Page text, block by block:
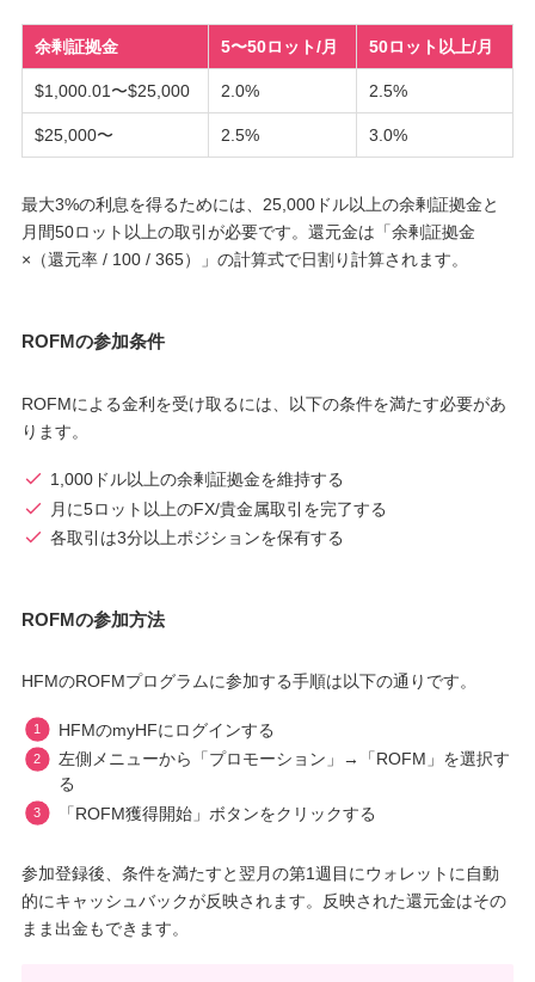
余剰証拠金 5〜50ロット/月 50ロット以上/月
$1,000.01〜$25,000 2.0% 2.5%
$25,000〜 2.5% 3.0%
最大3%の利息を得るためには、25,000ドル以上の余剰証拠金と
月間50ロット以上の取引が必要です。還元金は「余剰証拠金
×（還元率 / 100 / 365）」の計算式で日割り計算されます。
ROFMの参加条件
ROFMによる金利を受け取るには、以下の条件を満たす必要があ
ります。
1,000ドル以上の余剰証拠金を維持する
月に5ロット以上のFX/貴金属取引を完了する
各取引は3分以上ポジションを保有する
ROFMの参加方法
HFMのROFMプログラムに参加する手順は以下の通りです。
HFMのmyHFにログインする
左側メニューから「プロモーション」→「ROFM」を選択す
る
「ROFM獲得開始」ボタンをクリックする
参加登録後、条件を満たすと翌月の第1週目にウォレットに自動
的にキャッシュバックが反映されます。反映された還元金はその
まま出金もできます。